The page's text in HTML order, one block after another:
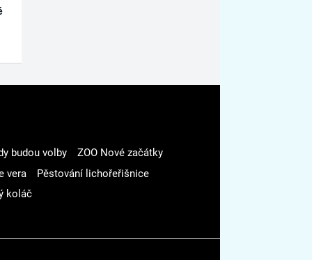
budou volby
ZOO Nové začátky
vera
Pěstování lichořeřišnice
koláč